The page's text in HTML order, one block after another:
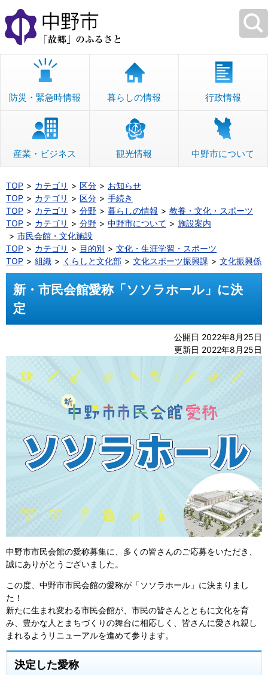
本
文
へ
移
防災・緊急時情報 暮らしの情報 行政情報
産業・ビジネス 観光情報 中野市について
TOP カテゴリ 区分
お知らせ
TOP
カテゴリ 区分
手続き
TOP
カテゴリ 分野 暮らしの情報
教養・文化・スポーツ
TOP
カテゴリ 分野 中野市について
施設案内
市民会館・文化施設
TOP
カテゴリ 目的別
文化・生涯学習・スポーツ
TOP
組織 くらしと文化部 文化スポーツ振興課 文化振興係
新・市民会館愛称「ソソラホール」に決
定
公開日 2022年8月25日
更新日 2022年8月25日
中野市市民会館の愛称募集に、多くの皆さんのご応募をいただき、
誠にありがとうございました。
この度、中野市市民会館の愛称が「ソソラホール」に決まりまし
た！
新たに生まれ変わる市民会館が、市民の皆さんとともに文化を育
み、豊かな人とまちづくりの舞台に相応しく、皆さんに愛され親し
まれるようリニューアルを進めて参ります。
決定した愛称